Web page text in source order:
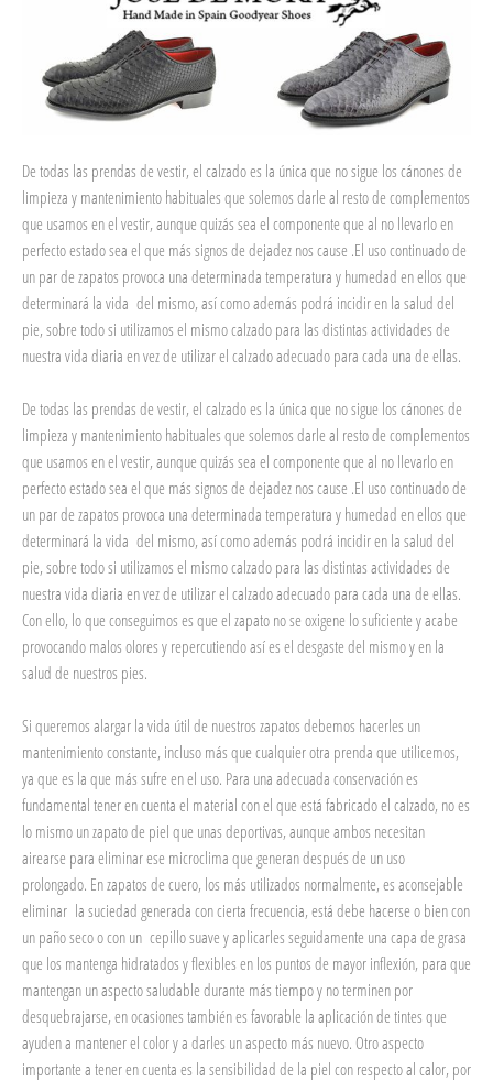
De todas las prendas de vestir, el calzado es la única que no sigue los cánones de
limpieza y mantenimiento habituales que solemos darle al resto de complementos
que usamos en el vestir, aunque quizás sea el componente que al no llevarlo en
perfecto estado sea el que más signos de dejadez nos cause .El uso continuado de
un par de zapatos provoca una determinada temperatura y humedad en ellos que
determinará la vida del mismo, así como además podrá incidir en la salud del
pie, sobre todo si utilizamos el mismo calzado para las distintas actividades de
nuestra vida diaria en vez de utilizar el calzado adecuado para cada una de ellas.
De todas las prendas de vestir, el calzado es la única que no sigue los cánones de
limpieza y mantenimiento habituales que solemos darle al resto de complementos
que usamos en el vestir, aunque quizás sea el componente que al no llevarlo en
perfecto estado sea el que más signos de dejadez nos cause .El uso continuado de
un par de zapatos provoca una determinada temperatura y humedad en ellos que
determinará la vida del mismo, así como además podrá incidir en la salud del
pie, sobre todo si utilizamos el mismo calzado para las distintas actividades de
nuestra vida diaria en vez de utilizar el calzado adecuado para cada una de ellas.
Con ello, lo que conseguimos es que el zapato no se oxigene lo suficiente y acabe
provocando malos olores y repercutiendo así es el desgaste del mismo y en la
salud de nuestros pies.
Si queremos alargar la vida útil de nuestros zapatos debemos hacerles un
mantenimiento constante, incluso más que cualquier otra prenda que utilicemos,
ya que es la que más sufre en el uso. Para una adecuada conservación es
fundamental tener en cuenta el material con el que está fabricado el calzado, no es
lo mismo un zapato de piel que unas deportivas, aunque ambos necesitan
airearse para eliminar ese microclima que generan después de un uso
prolongado. En zapatos de cuero, los más utilizados normalmente, es aconsejable
eliminar la suciedad generada con cierta frecuencia, está debe hacerse o bien con
un paño seco o con un cepillo suave y aplicarles seguidamente una capa de grasa
que los mantenga hidratados y flexibles en los puntos de mayor inflexión, para que
mantengan un aspecto saludable durante más tiempo y no terminen por
desquebrajarse, en ocasiones también es favorable la aplicación de tintes que
ayuden a mantener el color y a darles un aspecto más nuevo. Otro aspecto
importante a tener en cuenta es la sensibilidad de la piel con respecto al calor, por